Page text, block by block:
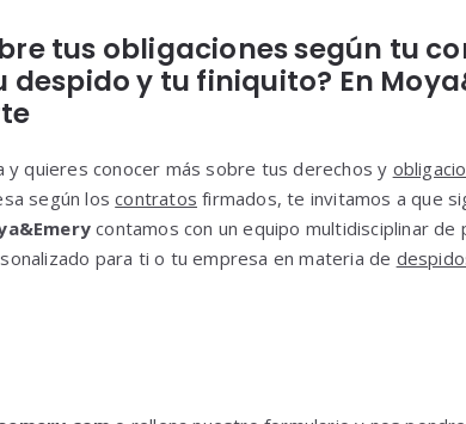
tus obligaciones según tu
y tu finiquito? En
quieres conocer más sobre tus derechos y
según loscontratos firmados, te invitamos a que
contamos con un equipo multidisciplinar
para ti o tu empresa en materia de